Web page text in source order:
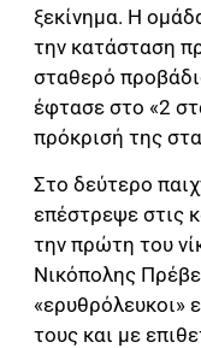
ξεκίνημα. Η
την κατάσταση
σταθερό
έφτασε στο «2
πρόκρισή της
Στο δεύτερο
επέστρεψε στις
την πρώτη του
Νικόπολης
«ερυθρόλευκοι»
τους και με